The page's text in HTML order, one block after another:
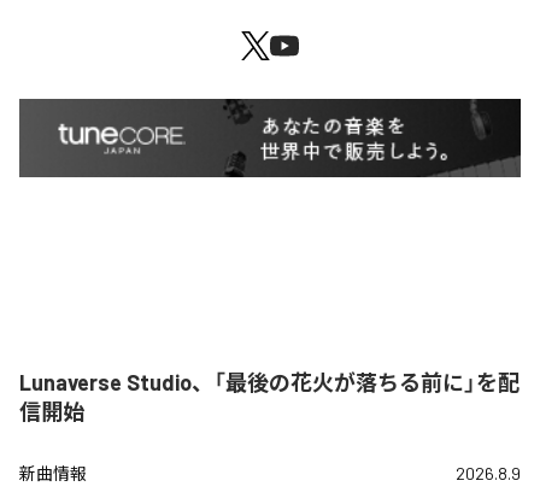
Lunaverse Studio、「最後の花火が落ちる前に」を配
信開始
新曲情報 2026.8.9